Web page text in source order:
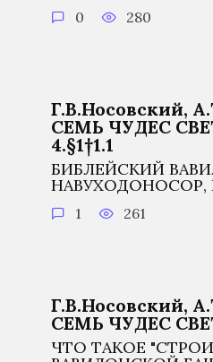
0 280
Г.В.Носовский,
СЕМЬ ЧУДЕС
4.§1†1.1
БИБЛЕЙСКИЙ
1 261
Г.В.Носовский,
СЕМЬ ЧУДЕС
ЧТО ТАКОЕ